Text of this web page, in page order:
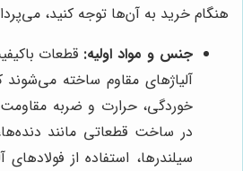
هنگام خرید به آن‌ها توجه کنید،
جنس و مواد اولیه: قطعات
آلیاژهای مقاوم ساخته می‌شوند
خوردگی، حرارت و ضربه مقاومت
در ساخت قطعاتی مانند
سیلندرها، استفاده از